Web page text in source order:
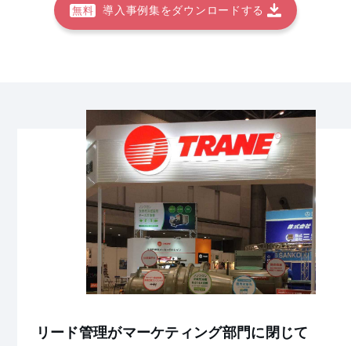
無料 導入事例集をダウンロードする
リード管理がマーケティング部門に閉じて